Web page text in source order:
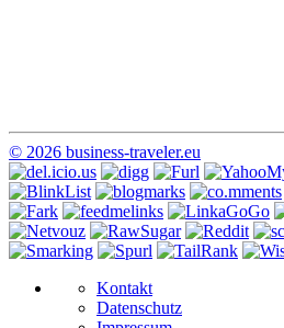
© 2026 business-traveler.eu
Kontakt
Datenschutz